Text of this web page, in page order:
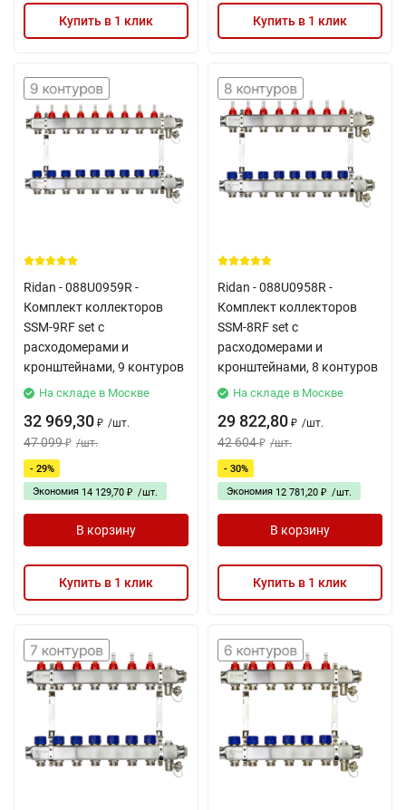
Купить в 1 клик Купить в 1 клик
Ridan - 088U0959R -
Комплект коллекторов
SSM-9RF set с
расходомерами и
кронштейнами, 9 контуров
На складе в Москве
32 969,30 ₽ /шт.
47 099 ₽ /шт.
- 29%
Экономия 14 129,70 ₽ /шт.
В корзину
Купить в 1 клик
Ridan - 088U0958R -
Комплект коллекторов
SSM-8RF set с
расходомерами и
кронштейнами, 8 контуров
На складе в Москве
29 822,80 ₽ /шт.
42 604 ₽ /шт.
- 30%
Экономия 12 781,20 ₽ /шт.
В корзину
Купить в 1 клик